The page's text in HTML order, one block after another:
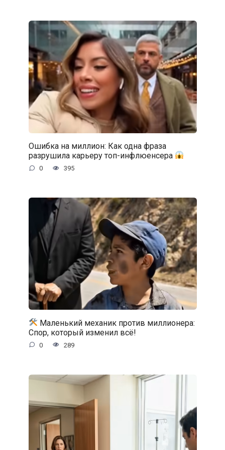
Ошибка на миллион: Как одна фраза
разрушила карьеру топ-инфлюенсера
0 395
Маленький механик против миллионера:
Спор, который изменил всё!
0 289